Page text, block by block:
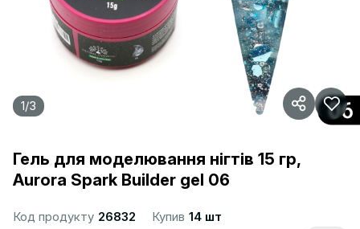
1/3
Гель для моделювання нігтів 15 гр,
Aurora Spark Builder gel 06
Код продукту 26832 Купив 14 шт